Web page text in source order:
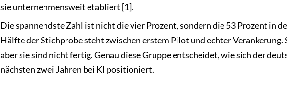
sie unternehmensweit etabliert [1].
Die spannendste Zahl ist nicht die vier Prozent, sondern die 53 Prozent in
Hälfte der Stichprobe steht zwischen erstem Pilot und echter Verankerung.
aber sie sind nicht fertig. Genau diese Gruppe entscheidet, wie sich der
nächsten zwei Jahren bei KI positioniert.